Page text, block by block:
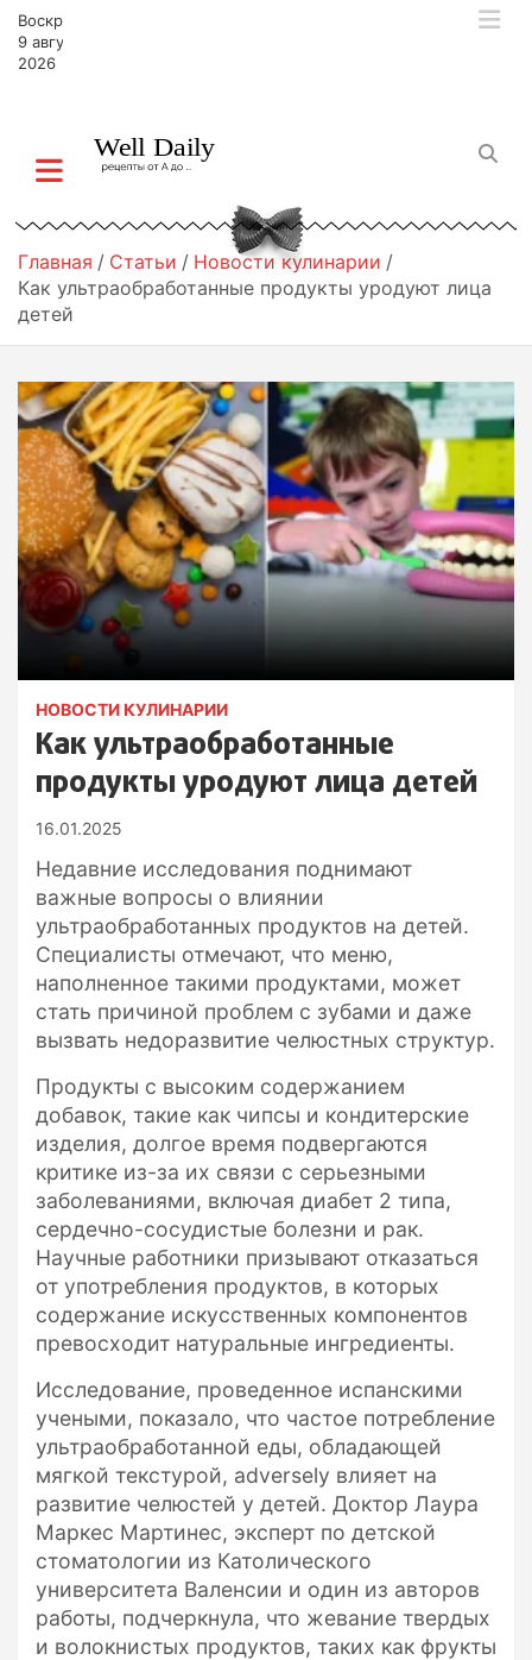
Воскресенье,
9 августа,
2026
Главная Статьи
Новости кулинарии
Как ультраобработанные продукты уродуют лица
детей
НОВОСТИ КУЛИНАРИИ
Как ультраобработанные
продукты уродуют лица детей
16.01.2025
Недавние исследования поднимают
важные вопросы о влиянии
ультраобработанных продуктов на детей.
Специалисты отмечают, что меню,
наполненное такими продуктами, может
стать причиной проблем с зубами и даже
вызвать недоразвитие челюстных структур.
Продукты с высоким содержанием
добавок, такие как чипсы и кондитерские
изделия, долгое время подвергаются
критике из-за их связи с серьезными
заболеваниями, включая диабет 2 типа,
сердечно-сосудистые болезни и рак.
Научные работники призывают отказаться
от употребления продуктов, в которых
содержание искусственных компонентов
превосходит натуральные ингредиенты.
Исследование, проведенное испанскими
учеными, показало, что частое потребление
ультраобработанной еды, обладающей
мягкой текстурой, adversely влияет на
развитие челюстей у детей. Доктор Лаура
Маркес Мартинес, эксперт по детской
стоматологии из Католического
университета Валенсии и один из авторов
работы, подчеркнула, что жевание твердых
и волокнистых продуктов, таких как фрукты